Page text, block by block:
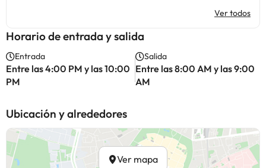
Ver todos
Horario de entrada y salida
Entrada
Entre las 4:00 PM y las 10:00
PM
Salida
Entre las 8:00 AM y las 9:00
AM
Ubicación y alrededores
Ver mapa